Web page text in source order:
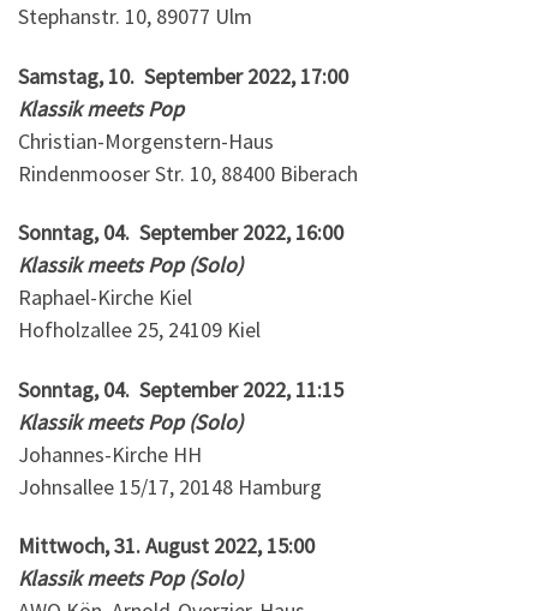
Stephanstr. 10, 89077 Ulm
Samstag, 10. September 2022, 17:00
Klassik meets Pop
Christian-Morgenstern-Haus
Rindenmooser Str. 10, 88400 Biberach
Sonntag, 04. September 2022, 16:00
Klassik meets Pop (Solo)
Raphael-Kirche Kiel
Hofholzallee 25, 24109 Kiel
Sonntag, 04. September 2022, 11:15
Klassik meets Pop (Solo)
Johannes-Kirche HH
Johnsallee 15/17, 20148 Hamburg
Mittwoch, 31. August 2022, 15:00
Klassik meets Pop (Solo)